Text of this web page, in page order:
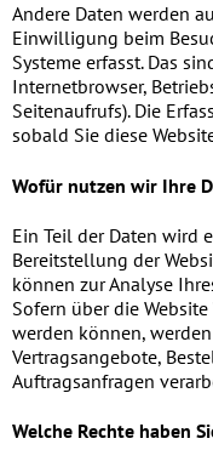
Andere Daten werden
Einwilligung beim
Systeme erfasst. Das
Internetbrowser,
Seitenaufrufs). Die
sobald Sie diese
Wofür nutzen wir Ihre
Ein Teil der Daten wird
Bereitstellung der
können zur Analyse
Sofern über die
werden können,
Vertragsangebote,
Auftragsanfragen
Welche Rechte haben